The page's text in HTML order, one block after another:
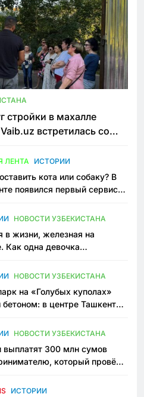
стройки в махалле
встретилась со
ЛЕНТА ИСТОРИИ
кота или собаку? В
появился первый сервис
НОВОСТИ УЗБЕКИСТАНА
в жизни, железная на
Как одна девочка
НОВОСТИ УЗБЕКИСТАНА
на «Голубых куполах»
бетоном: в центре Ташкента
НОВОСТИ УЗБЕКИСТАНА
выплатят 300 млн сумов
который провёл
ИСТОРИИ